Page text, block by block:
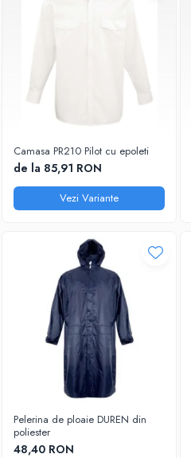
Camasa PR210 Pilot cu epoleti
de la 85,91 RON
Vezi Variante
Pelerina de ploaie DUREN din
poliester
48,40 RON